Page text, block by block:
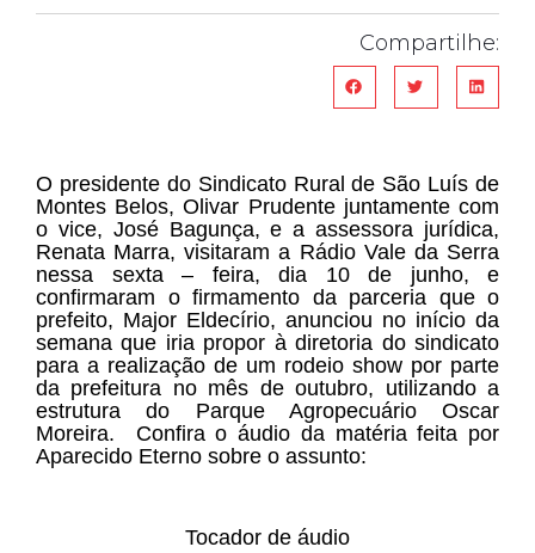
Compartilhe:
O presidente do Sindicato Rural de São Luís de
Montes Belos, Olivar Prudente juntamente com
o vice, José Bagunça, e a assessora jurídica,
Renata Marra, visitaram a Rádio Vale da Serra
nessa sexta – feira, dia 10 de junho, e
confirmaram o firmamento da parceria que o
prefeito, Major Eldecírio, anunciou no início da
semana que iria propor à diretoria do sindicato
para a realização de um rodeio show por parte
da prefeitura no mês de outubro, utilizando a
estrutura do Parque Agropecuário Oscar
Moreira. Confira o áudio da matéria feita por
Aparecido Eterno sobre o assunto:
Tocador de áudio